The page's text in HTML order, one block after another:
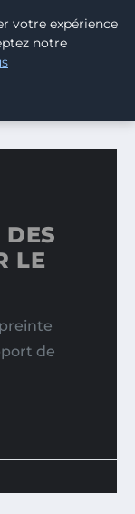
SUR LE BILAN…
DES
LE
de
votre expérience
notre